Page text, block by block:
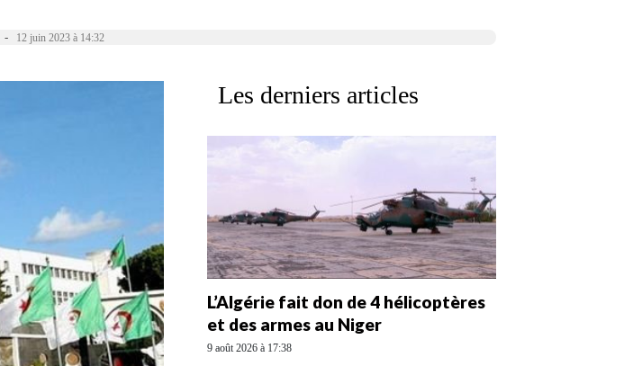
- 12 juin 2023 à 14:32
Les derniers articles
L’Algérie fait don de 4 hélicoptères
et des armes au Niger
9 août 2026 à 17:38